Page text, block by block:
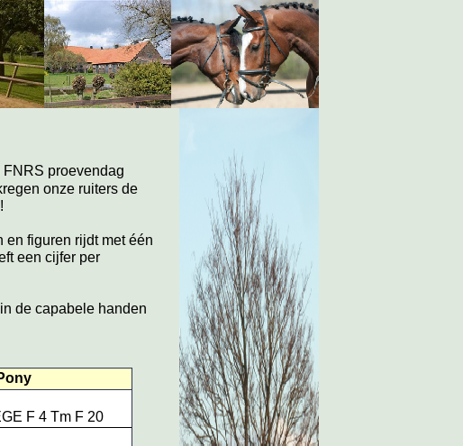
proevendag
onze ruiters de
en figuren rijdt met één
een cijfer per
de capabele handen
F 4 Tm F 20